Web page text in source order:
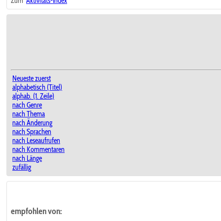
Neueste zuerst
alphabetisch (Titel)
alphab. (1. Zeile)
nach Genre
nach Thema
nach Änderung
nach Sprachen
nach Leseaufrufen
nach Kommentaren
nach Länge
zufällig
empfohlen von: